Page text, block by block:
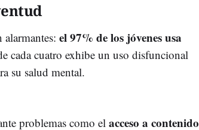
el 97% de los jóvenes usa
cada cuatro exhibe un uso disfuncional
su salud mental.
problemas como el acceso a contenido